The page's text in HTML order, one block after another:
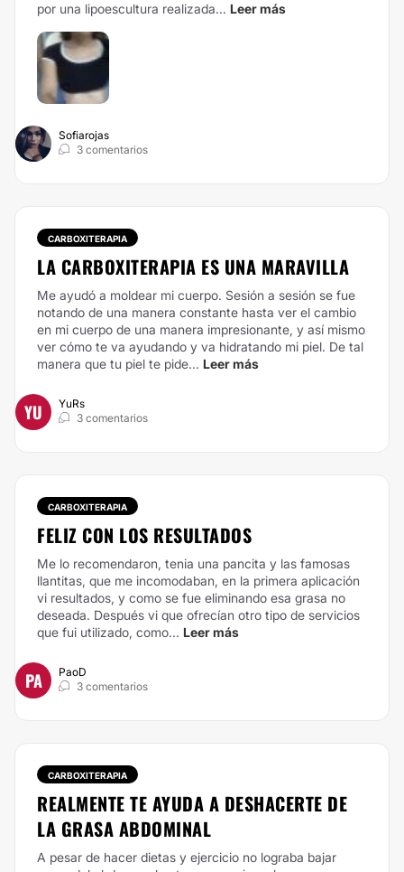
por una lipoescultura realizada... Leer más
Sofiarojas
3 comentarios
CARBOXITERAPIA
LA CARBOXITERAPIA ES UNA MARAVILLA
Me ayudó a moldear mi cuerpo. Sesión a sesión se fue
notando de una manera constante hasta ver el cambio
en mi cuerpo de una manera impresionante, y así mismo
ver cómo te va ayudando y va hidratando mi piel. De tal
manera que tu piel te pide... Leer más
YU
YuRs
3 comentarios
CARBOXITERAPIA
FELIZ CON LOS RESULTADOS
Me lo recomendaron, tenia una pancita y las famosas
llantitas, que me incomodaban, en la primera aplicación
vi resultados, y como se fue eliminando esa grasa no
deseada. Después vi que ofrecían otro tipo de servicios
que fui utilizado, como... Leer más
PA
PaoD
3 comentarios
CARBOXITERAPIA
REALMENTE TE AYUDA A DESHACERTE DE
LA GRASA ABDOMINAL
A pesar de hacer dietas y ejercicio no lograba bajar